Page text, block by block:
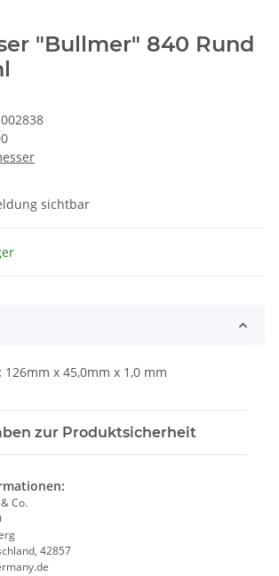
"Bullmer" 840 Rund
sichtbar
126mm x 45,0mm x 1,0 mm
zur Produktsicherheit
Co.
42857